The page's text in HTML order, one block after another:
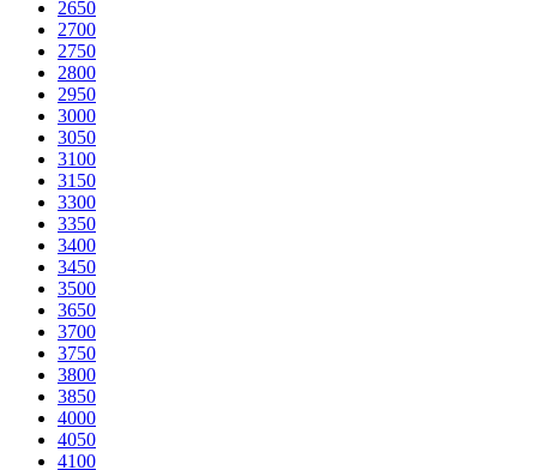
2650
2700
2750
2800
2950
3000
3050
3100
3150
3300
3350
3400
3450
3500
3650
3700
3750
3800
3850
4000
4050
4100